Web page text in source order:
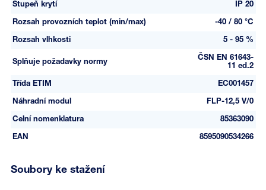
Stupeň krytí IP 20
Rozsah provozních teplot (min/max) -40 / 80 °C
Rozsah vlhkosti 5 - 95 %
Splňuje požadavky normy
ČSN EN 61643-
11 ed.2
Třída ETIM EC001457
Náhradní modul FLP-12,5 V/0
Celní nomenklatura 85363090
EAN 8595090534266
Soubory ke stažení